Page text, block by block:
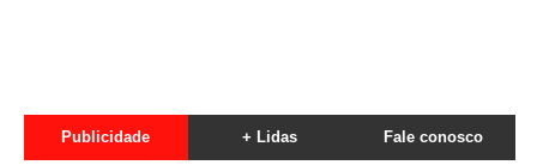
Publicidade + Lidas Fale conosco